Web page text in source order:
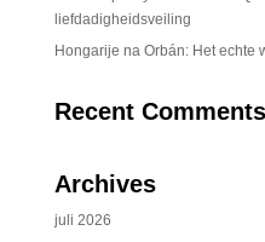
liefdadigheidsveiling
Hongarije na Orbán: Het echte
Recent Comments
Archives
juli 2026